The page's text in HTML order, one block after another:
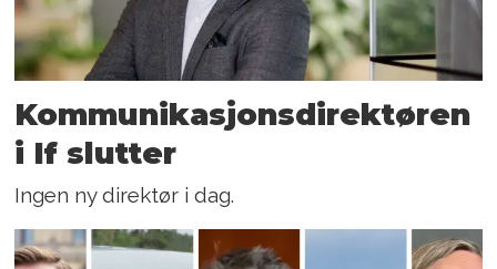
Kommunikasjons­direktøren
i If slutter
Ingen ny direktør i dag.